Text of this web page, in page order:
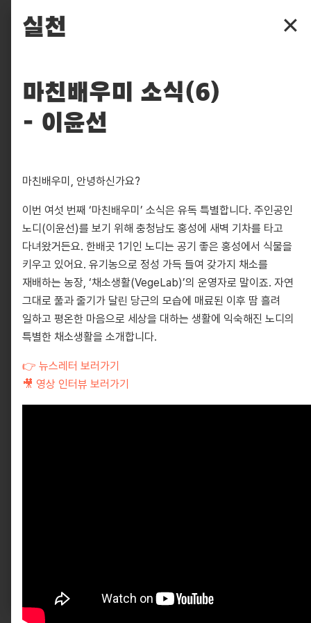
파주타이포그라피배곳
배움
입학
찾아보기
실천
피읖
실천 ✕
마친배우미 소식(6)
- 이윤선
마친배우미, 안녕하신가요?
이번 여섯 번째 ‘마친배우미’ 소식은 유독 특별합니다. 주인공인
노디(이윤선)를 보기 위해 충청남도 홍성에 새벽 기차를 타고
다녀왔거든요. 한배곳 1기인 노디는 공기 좋은 홍성에서 식물을
키우고 있어요. 유기농으로 정성 가득 들여 갖가지 채소를
재배하는 농장, ‘채소생활(VegeLab)’의 운영자로 말이죠. 자연
그대로 풀과 줄기가 달린 당근의 모습에 매료된 이후 땀 흘려
일하고 평온한 마음으로 세상을 대하는 생활에 익숙해진 노디의
특별한 채소생활을 소개합니다.
👉 뉴스레터 보러가기
🎥 영상 인터뷰 보러가기